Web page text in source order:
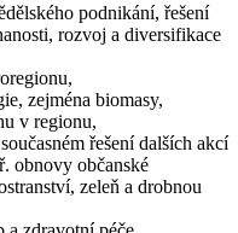
podnikání, řešení
rozvoj a diversifikace
zejména biomasy,
v regionu,
řešení dalších akcí
obnovy občanské
zeleň a drobnou